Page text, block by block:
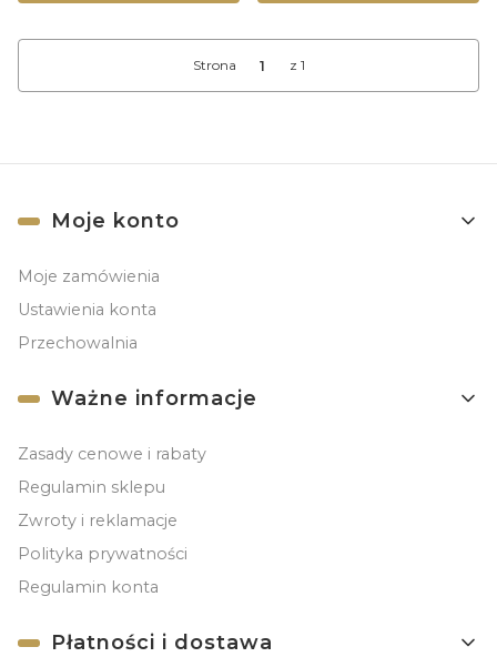
Strona z 1
Linki w stopce
Moje konto
Moje zamówienia
Ustawienia konta
Przechowalnia
Ważne informacje
Zasady cenowe i rabaty
Regulamin sklepu
Zwroty i reklamacje
Polityka prywatności
Regulamin konta
Płatności i dostawa